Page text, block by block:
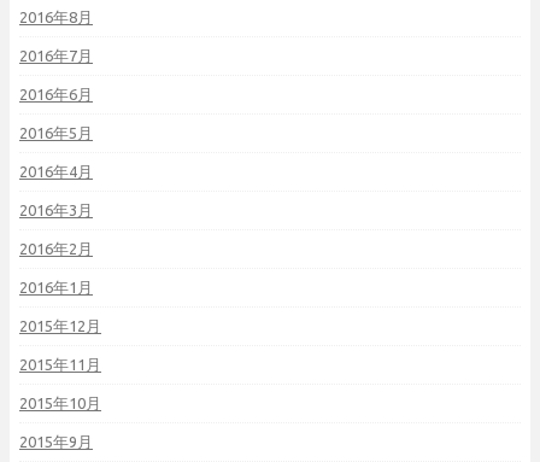
2016年8月
2016年7月
2016年6月
2016年5月
2016年4月
2016年3月
2016年2月
2016年1月
2015年12月
2015年11月
2015年10月
2015年9月